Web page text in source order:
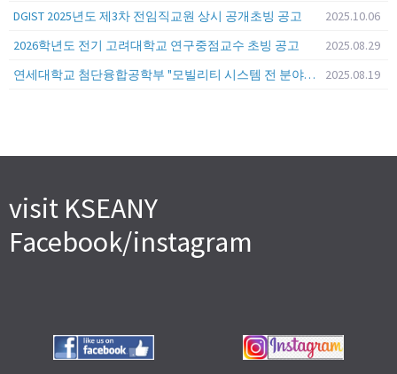
DGIST 2025년도 제3차 전임직교원 상시 공개초빙 공고
2025.10.06
2026학년도 전기 고려대학교 연구중점교수 초빙 공고
2025.08.29
연세대학교 첨단융합공학부 "모빌리티 시스템 전 분야" 전임교원 특별채용 (2026년 9월 1일자 임용 예정)
2025.08.19
visit KSEANY
Facebook/instagram